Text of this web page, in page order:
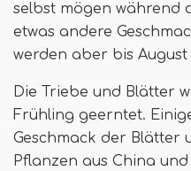
selbst mögen während
etwas andere
werden aber bis August
Die Triebe und Blätter
Frühling geerntet.
Geschmack der Blätter
Pflanzen aus China